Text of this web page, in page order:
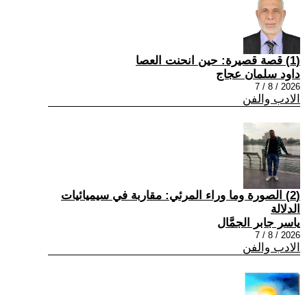
(1) قصة قصيرة: حين انحنت العصا
داود سلمان عجاج
2026 / 8 / 7
الادب والفن
(2) الصورة وما وراء المرئي: مقاربة في سيميائيات
الدلالة
ياسر جابر الجمَّال
2026 / 8 / 7
الادب والفن